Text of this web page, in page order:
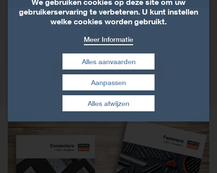
Alle producten bekijken
gebruikerservaring te verbeteren. U kunt instellen
welke cookies worden gebruikt.
Meer Informatie
Alles afwijzen
Alles aanvaarden
Toestemming intrekken
Aanpassen